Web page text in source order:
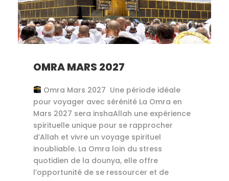
OMRA MARS 2027
Omra Mars 2027 Une période idéale
pour voyager avec sérénité La Omra en
Mars 2027 sera inshaAllah une expérience
spirituelle unique pour se rapprocher
d’Allah et vivre un voyage spirituel
inoubliable. La Omra loin du stress
quotidien de la dounya, elle offre
l’opportunité de se ressourcer et de